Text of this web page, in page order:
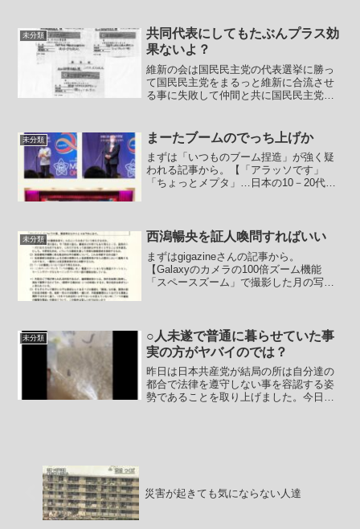
き換えようとして過去の話に味付けして
再利用するというのも日本の...
未分類
共同代表にしてもたぶんプラス効
果ないよ？
維新の会は国民民主党の代表選挙に勝っ
て国民民主党をまるっと維新に合流させ
る事に失敗して仲間と共に国民民主党に
なった前原誠司はさっそくその器を見せ
つけているようです。【「...
未分類 まーたブームのでっち上げか
まずは「いつものブーム捏造」が強く疑
われる記事から。【「アラッソです」
「ちょっとメプタ」…日本の10－20代の
た看板に、夏限定...
未分類 西潟暢央を証人喚問すればいい
まずはgigazineさんの記事から。
【Galaxyのカメラの100倍ズーム機能
「スペースズーム」で撮影した月の写真
未分類
○人未遂で普通に暮らせていた事
実の方がヤバイのでは？
昨日は日本共産党が結局の所は自分達の
都合で法律を遵守しない事を容認する姿
勢であることを取り上げました。今日は
災害が起きても気にならない人達